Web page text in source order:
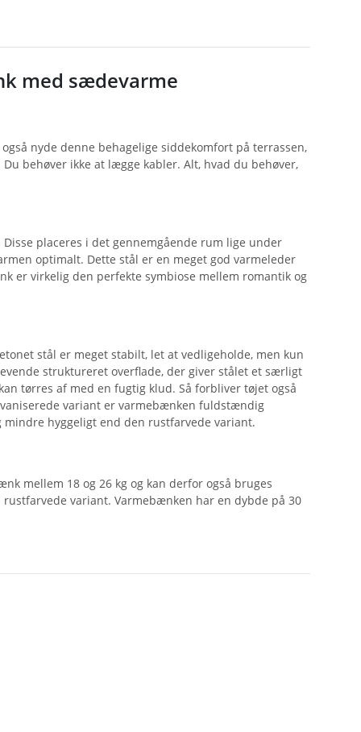
med sædevarme
nyde denne behagelige siddekomfort på terrassen,
behøver ikke at lægge kabler. Alt, hvad du behøver,
placeres i det gennemgående rum lige under
optimalt. Dette stål er en meget god varmeleder
er virkelig den perfekte symbiose mellem romantik og
stål er meget stabilt, let at vedligeholde, men kun
struktureret overflade, der giver stålet et særligt
tørres af med en fugtig klud. Så forbliver tøjet også
variant er varmebænken fuldstændig
hyggeligt end den rustfarvede variant.
mellem 18 og 26 kg og kan derfor også bruges
variant. Varmebænken har en dybde på 30